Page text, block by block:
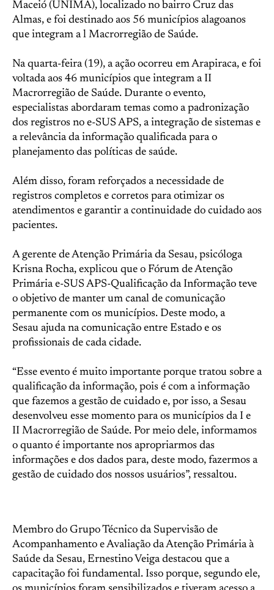
Maceió (UNIMA), localizado no bairro Cruz das
Almas, e foi destinado aos 56 municípios alagoanos
que integram a l Macrorregião de Saúde.
Na quarta-feira (19), a ação ocorreu em Arapiraca, e foi
voltada aos 46 municípios que integram a II
Macrorregião de Saúde. Durante o evento,
especialistas abordaram temas como a padronização
dos registros no e-SUS APS, a integração de sistemas e
a relevância da informação qualificada para o
planejamento das políticas de saúde.
Além disso, foram reforçados a necessidade de
registros completos e corretos para otimizar os
atendimentos e garantir a continuidade do cuidado aos
pacientes.
A gerente de Atenção Primária da Sesau, psicóloga
Krisna Rocha, explicou que o Fórum de Atenção
Primária e-SUS APS-Qualificação da Informação teve
o objetivo de manter um canal de comunicação
permanente com os municípios. Deste modo, a
Sesau ajuda na comunicação entre Estado e os
profissionais de cada cidade.
“Esse evento é muito importante porque tratou sobre a
qualificação da informação, pois é com a informação
que fazemos a gestão de cuidado e, por isso, a Sesau
desenvolveu esse momento para os municípios da I e
II Macrorregião de Saúde. Por meio dele, informamos
o quanto é importante nos apropriarmos das
informações e dos dados para, deste modo, fazermos a
gestão de cuidado dos nossos usuários”, ressaltou.
Membro do Grupo Técnico da Supervisão de
Acompanhamento e Avaliação da Atenção Primária à
Saúde da Sesau, Ernestino Veiga destacou que a
capacitação foi fundamental. Isso porque, segundo ele,